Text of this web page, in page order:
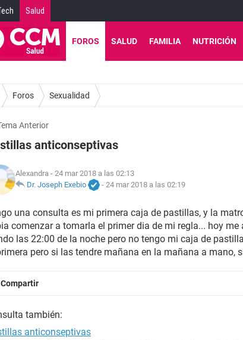
Salud
FOROS SALUD FAMILIA NUTRICIÓN
Foros Sexualidad
Anterior
anticonseptivas
Alexandra - 24 mar 2018 a las 02:13
Dr. Joseph Exebio
- 24 mar 2018 a las 02:19
una consulta es mi primera caja de pastillas, y la
comenzar a tomarla el primer dia de mi regla... hoy me
las 22:00 de la noche pero no tengo mi caja de
pero si las tendre mañana en la mañana a mano,
Compartir
también:
anticonseptivas